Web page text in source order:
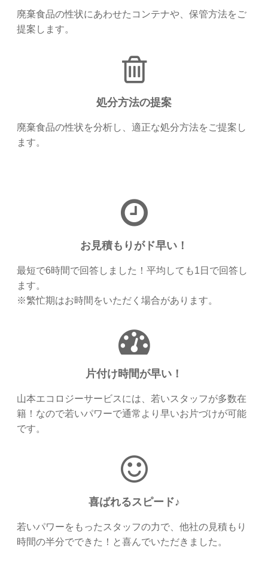
廃棄食品の性状にあわせたコンテナや、保管方法をご
提案します。
処分方法の提案
廃棄食品の性状を分析し、適正な処分方法をご提案し
ます。
お見積もりがド早い！
最短で6時間で回答しました！平均しても1日で回答し
ます。
※繁忙期はお時間をいただく場合があります。
片付け時間が早い！
山本エコロジーサービスには、若いスタッフが多数在
籍！なので若いパワーで通常より早いお片づけが可能
です。
喜ばれるスピード♪
若いパワーをもったスタッフの力で、他社の見積もり
時間の半分でできた！と喜んでいただきました。